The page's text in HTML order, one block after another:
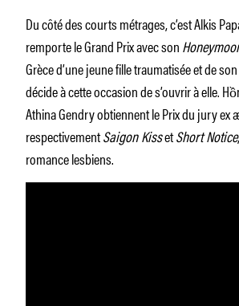
Du côté des courts métrages, c’est Alkis
remporte le Grand Prix avec son
Grèce d’une jeune fille traumatisée et de
décide à cette occasion de s’ouvrir à elle.
Athina Gendry obtiennent le Prix du jury
respectivementSaigon KissetShort Notice
romance lesbiens.